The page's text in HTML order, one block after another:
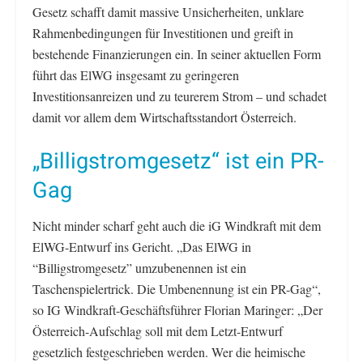
Gesetz schafft damit massive Unsicherheiten, unklare
Rahmenbedingungen für Investitionen und greift in
bestehende Finanzierungen ein. In seiner aktuellen Form
führt das ElWG insgesamt zu geringeren
Investitionsanreizen und zu teurerem Strom – und schadet
damit vor allem dem Wirtschaftsstandort Österreich.
„Billigstromgesetz“ ist ein PR-
Gag
Nicht minder scharf geht auch die iG Windkraft mit dem
ElWG-Entwurf ins Gericht. „Das ElWG in
“Billigstromgesetz” umzubenennen ist ein
Taschenspielertrick. Die Umbenennung ist ein PR-Gag“,
so IG Windkraft-Geschäftsführer Florian Maringer: „Der
Österreich-Aufschlag soll mit dem Letzt-Entwurf
gesetzlich festgeschrieben werden. Wer die heimische